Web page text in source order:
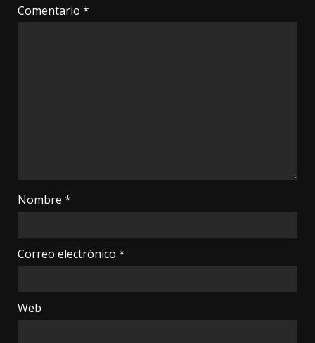
Comentario *
Nombre *
Correo electrónico *
Web